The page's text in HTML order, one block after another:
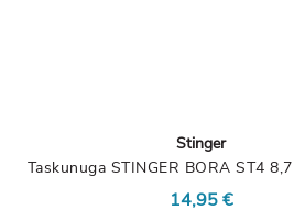
Stinger
Taskunuga STINGER BORA ST4
14,95 €